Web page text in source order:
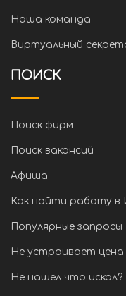
Наша команда
Виртуальный
ПОИСК
Поиск фирм
Поиск вакансий
Афиша
Как найти работу в
Популярные запросы
Не устраивает
Не нашел что искал?